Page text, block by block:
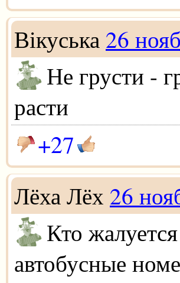
Вікуська 26
Не грусти -
расти
+27
Лёха Лёх 26
Кто
автобусные